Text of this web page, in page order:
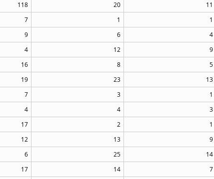
118 20 11
7 1 1
9 6 4
4 12 9
16 8 5
19 23 13
7 3 1
4 4 3
17 2 1
12 13 9
6 25 14
17 14 7